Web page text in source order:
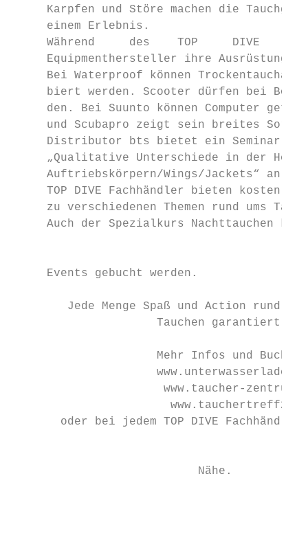
Karpfen und Störe machen die
     einem Erlebnis.
Während     des    TOP     DIVE
Equipmenthersteller ihre Ausrüstung
Bei Waterproof können
biert werden. Scooter dürfen bei
den. Bei Suunto können Computer
und Scubapro zeigt sein breites
Distributor bts bietet ein Seminar
„Qualitative Unterschiede in der
     Auftriebskörpern/Wings/Jackets“ an.
TOP DIVE Fachhändler bieten
zu verschiedenen Themen rund ums
Auch der Spezialkurs Nachttauchen
     Events gebucht werden.
Jede Menge Spaß und Action rund um
                     Tauchen garantiert!
Mehr Infos und
www.taucher-
oder bei jedem TOP DIVE Fachhändler
                           Nähe.